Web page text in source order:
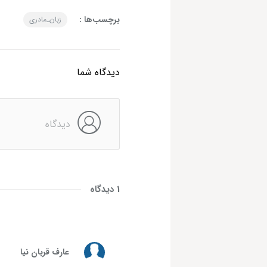
برچسب‌ها : زبان_مادری
دیدگاه شما
1 دیدگاه
عارف قربان نیا